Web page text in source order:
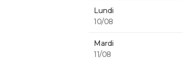
Lundi
10/08
Mardi
11/08